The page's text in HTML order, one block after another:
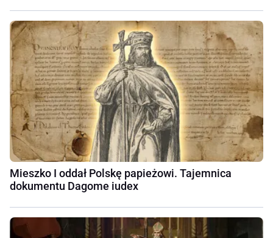
Mieszko I oddał Polskę papieżowi. Tajemnica
dokumentu Dagome iudex